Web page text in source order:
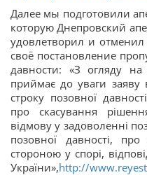
Далее мы подготовили
которую Днепровский
удовлетворил и
своё постановление
давности: «З огляду на
приймає до уваги заяву
строку позовної
про скасування
відмову у задоволенні
позовної давності, про
стороною у спорі,
України»,http://